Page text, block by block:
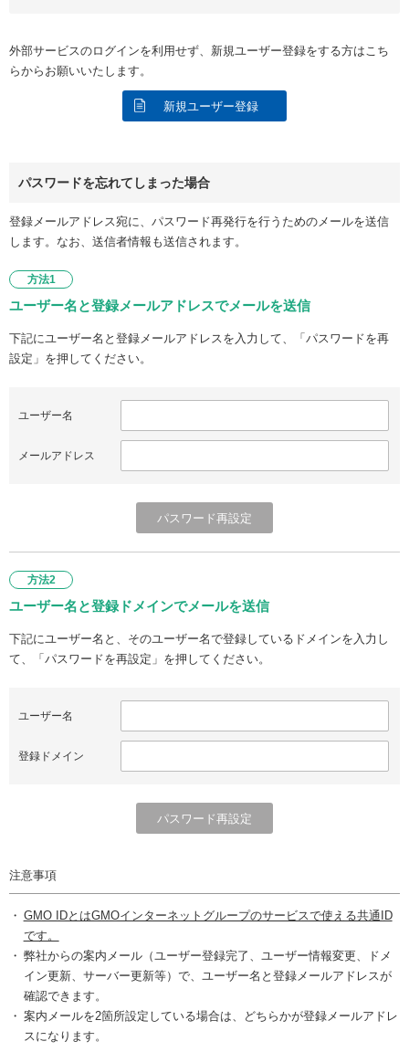
外部サービスのログインを利用せず、新規ユーザー登録をする方はこち
らからお願いいたします。
新規ユーザー登録
パスワードを忘れてしまった場合
登録メールアドレス宛に、パスワード再発行を行うためのメールを送信
します。なお、送信者情報も送信されます。
方法1
ユーザー名と登録メールアドレスでメールを送信
下記にユーザー名と登録メールアドレスを入力して、「パスワードを再
設定」を押してください。
ユーザー名
メールアドレス
方法2
ユーザー名と登録ドメインでメールを送信
下記にユーザー名と、そのユーザー名で登録しているドメインを入力し
て、「パスワードを再設定」を押してください。
ユーザー名
登録ドメイン
注意事項
GMO IDとはGMOインターネットグループのサービスで使える共通ID
です。
弊社からの案内メール（ユーザー登録完了、ユーザー情報変更、ドメ
イン更新、サーバー更新等）で、ユーザー名と登録メールアドレスが
確認できます。
案内メールを2箇所設定している場合は、どちらかが登録メールアドレ
スになります。